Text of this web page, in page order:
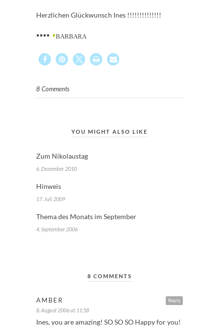
Herzlichen Glückwunsch Ines !!!!!!!!!!!!!!
•••• •BARBARA
8 Comments
YOU MIGHT ALSO LIKE
Zum Nikolaustag
6. Dezember 2010
Hinweis
17. Juli 2009
Thema des Monats im September
4. September 2006
8 COMMENTS
Reply
AMBER
8. August 2006 at 11:58
Ines, you are amazing! SO SO SO Happy for you!